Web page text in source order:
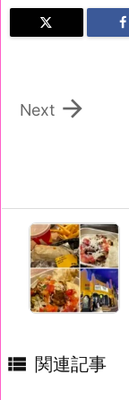

Next
 関連記事